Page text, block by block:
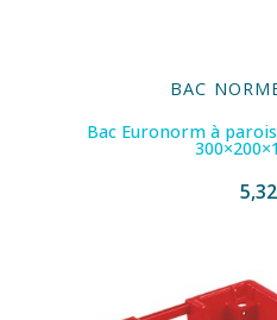
BAC
Bac Euronorm à